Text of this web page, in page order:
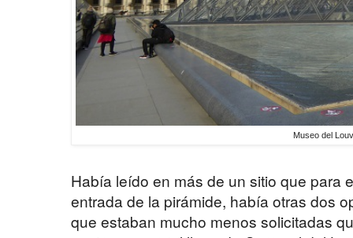
Museo del
Había leído en más de un sitio que para
entrada de la pirámide, había otras dos
que estaban mucho menos solicitadas